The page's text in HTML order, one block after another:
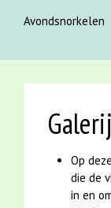
Avondsnorkelen
Op
die de
in en